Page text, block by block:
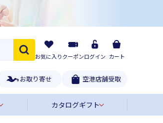
お気に入りクーポンログイン カート
お取り寄せ 空港店舗受取
カタログギフト